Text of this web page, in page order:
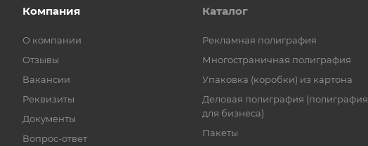
Компания
О компании
Отзывы
Вакансии
Реквизиты
Документы
Вопрос-ответ
Каталог
Рекламная полиграфия
Многостраничная полиграфия
Упаковка (коробки) из картона
Деловая полиграфия (полиграфия
для бизнеса)
Пакеты